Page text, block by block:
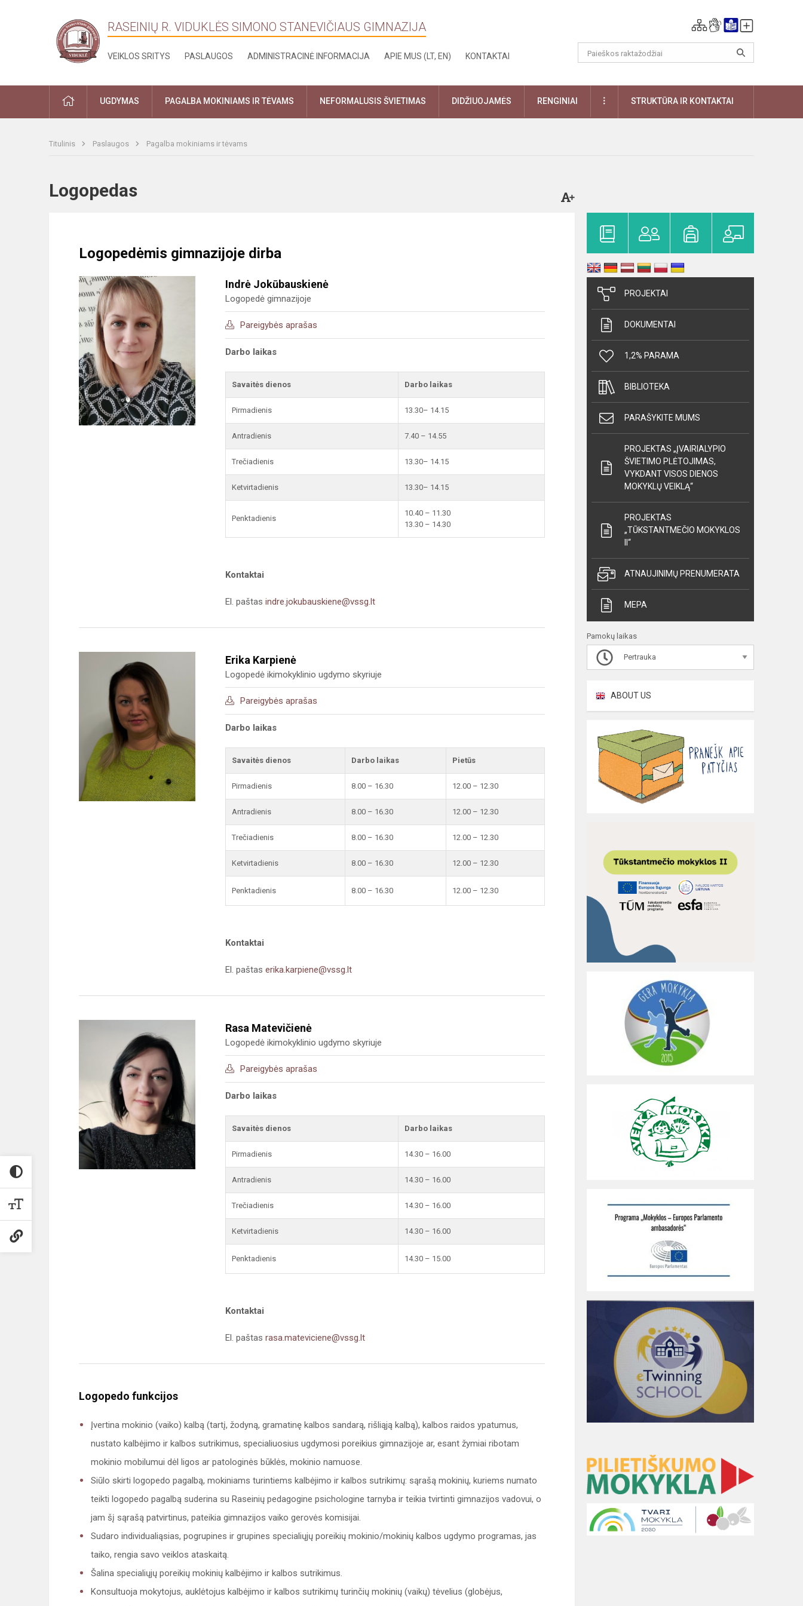
RASEINIŲ R. VIDUKLĖS SIMONO STANEVIČIAUS GIMNAZIJA
VEIKLOS SRITYS PASLAUGOS ADMINISTRACINĖ INFORMACIJA APIE MUS (LT, EN) KONTAKTAI
PRADŽIAUGDYMAS PAGALBA MOKINIAMS IR TĖVAMS NEFORMALUSIS ŠVIETIMAS DIDŽIUOJAMĖS RENGINIAI DAUGIAUSTRUKTŪRA IR KONTAKTAI
Titulinis Paslaugos Pagalba mokiniams ir tėvams
Logopedas
Logopedėmis gimnazijoje dirba
Indrė Jokūbauskienė
Logopedė gimnazijoje
Pareigybės aprašas
Darbo laikas
Savaitės dienos Darbo laikas
Pirmadienis 13.30– 14.15
Antradienis 7.40 – 14.55
Trečiadienis 13.30– 14.15
Ketvirtadienis 13.30– 14.15
Penktadienis
10.40 – 11.30
13.30 – 14.30
Kontaktai
El. paštas indre.jokubauskiene@vssg.lt
Erika Karpienė
Logopedė ikimokyklinio ugdymo skyriuje
Pareigybės aprašas
Darbo laikas
Savaitės dienos Darbo laikas Pietūs
Pirmadienis 8.00 – 16.30 12.00 – 12.30
Antradienis 8.00 – 16.30 12.00 – 12.30
Trečiadienis 8.00 – 16.30 12.00 – 12.30
Ketvirtadienis 8.00 – 16.30 12.00 – 12.30
Penktadienis 8.00 – 16.30 12.00 – 12.30
Kontaktai
El. paštas erika.karpiene@vssg.lt
Rasa Matevičienė
Logopedė ikimokyklinio ugdymo skyriuje
Pareigybės aprašas
Darbo laikas
Savaitės dienos Darbo laikas
Pirmadienis 14.30 – 16.00
Antradienis 14.30 – 16.00
Trečiadienis 14.30 – 16.00
Ketvirtadienis 14.30 – 16.00
Penktadienis 14.30 – 15.00
Kontaktai
El. paštas rasa.mateviciene@vssg.lt
Logopedo funkcijos
Įvertina mokinio (vaiko) kalbą (tartį, žodyną, gramatinę kalbos sandarą, rišliąją kalbą), kalbos raidos ypatumus,
nustato kalbėjimo ir kalbos sutrikimus, specialiuosius ugdymosi poreikius gimnazijoje ar, esant žymiai ribotam
mokinio mobilumui dėl ligos ar patologinės būklės, mokinio namuose.
Siūlo skirti logopedo pagalbą, mokiniams turintiems kalbėjimo ir kalbos sutrikimų: sąrašą mokinių, kuriems numato
teikti logopedo pagalbą suderina su Raseinių pedagogine psichologine tarnyba ir teikia tvirtinti gimnazijos vadovui, o
jam šį sąrašą patvirtinus, pateikia gimnazijos vaiko gerovės komisijai.
Sudaro individualiąsias, pogrupines ir grupines specialiųjų poreikių mokinio/mokinių kalbos ugdymo programas, jas
taiko, rengia savo veiklos ataskaitą.
Šalina specialiųjų poreikių mokinių kalbėjimo ir kalbos sutrikimus.
Konsultuoja mokytojus, auklėtojus kalbėjimo ir kalbos sutrikimų turinčių mokinių (vaikų) tėvelius (globėjus,
PROJEKTAI
DOKUMENTAI
1,2% PARAMA
BIBLIOTEKA
PARAŠYKITE MUMS
PROJEKTAS „ĮVAIRIALYPIO
ŠVIETIMO PLĖTOJIMAS,
VYKDANT VISOS DIENOS
MOKYKLŲ VEIKLĄ“
PROJEKTAS
„TŪKSTANTMEČIO MOKYKLOS
II“
ATNAUJINIMŲ PRENUMERATA
MEPA
Pamokų laikas
Pertrauka
ABOUT US